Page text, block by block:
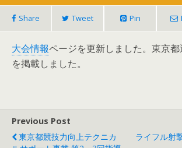
Share Tweet Pin
大会情報ページを更新しました。東京
を掲載しました。
Previous Post
東京都競技力向上テクニカ
ライフル射